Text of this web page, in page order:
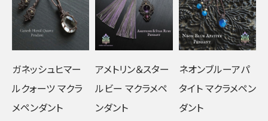
ガネッシュヒマー
ルクォーツ マクラ
メペンダント
アメトリン＆スター
ルビー マクラメペ
ンダント
ネオンブルーアパ
タイト マクラメペン
ダント